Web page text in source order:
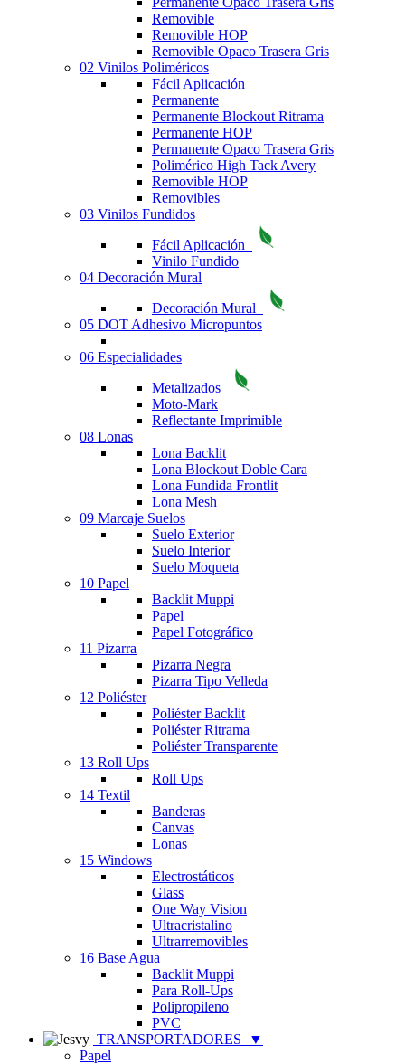
Removible
Removible HOP
Removible Opaco Trasera Gris
02 Vinilos Poliméricos
Fácil Aplicación
Permanente
Permanente Blockout Ritrama
Permanente HOP
Permanente Opaco Trasera Gris
Polimérico High Tack Avery
Removible HOP
Removibles
03 Vinilos Fundidos
Fácil Aplicación
Vinilo Fundido
04 Decoración Mural
Decoración Mural
05 DOT Adhesivo Micropuntos
06 Especialidades
Metalizados
Moto-Mark
Reflectante Imprimible
08 Lonas
Lona Backlit
Lona Blockout Doble Cara
Lona Fundida Frontlit
Lona Mesh
09 Marcaje Suelos
Suelo Exterior
Suelo Interior
Suelo Moqueta
10 Papel
Backlit Muppi
Papel
Papel Fotográfico
11 Pizarra
Pizarra Negra
Pizarra Tipo Velleda
12 Poliéster
Poliéster Backlit
Poliéster Ritrama
Poliéster Transparente
13 Roll Ups
Roll Ups
14 Textil
Banderas
Canvas
Lonas
15 Windows
Electrostáticos
Glass
One Way Vision
Ultracristalino
Ultrarremovibles
16 Base Agua
Backlit Muppi
Para Roll-Ups
Polipropileno
PVC
TRANSPORTADORES
▼
Papel